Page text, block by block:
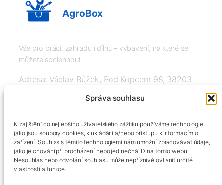
Správa souhlasu
K zajištění co nejlepšího uživatelského zážitku používáme technologie,
jako jsou soubory cookies, k ukládání a/nebo přístupu k informacím o
zařízení. Souhlas s těmito technologiemi nám umožní zpracovávat údaje,
jako je chování při procházení nebo jedinečná ID na tomto webu.
Nesouhlas nebo odvolání souhlasu může nepříznivě ovlivnit určité
vlastnosti a funkce.
AgroBox
Vše pro práci, zahradu i dílnu – vybavení, na které se
můžete spolehnout
Adresa: Václav Bůžek, Pod Kopcem 98, 38203
+420606334248, info@agrobox.cz